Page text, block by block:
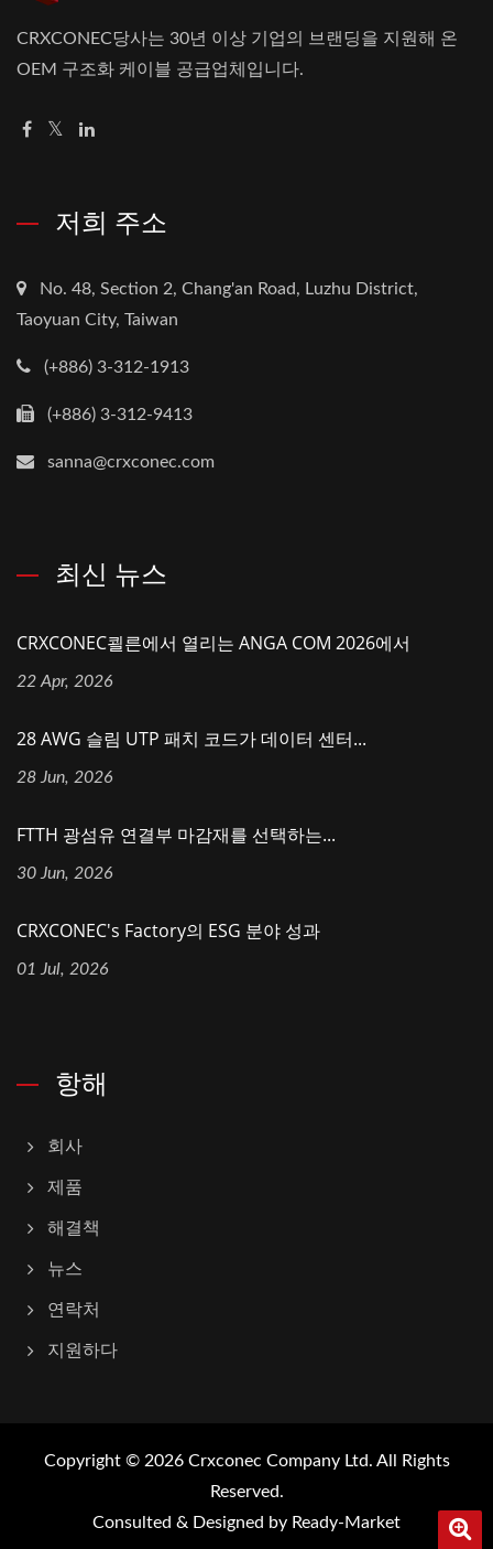
CRXCONEC당사는 30년 이상 기업의 브랜딩을 지원해 온
OEM 구조화 케이블 공급업체입니다.
저희 주소
No. 48, Section 2, Chang'an Road, Luzhu District,
Taoyuan City, Taiwan
(+886) 3-312-1913
(+886) 3-312-9413
sanna@crxconec.com
최신 뉴스
CRXCONEC쾰른에서 열리는 ANGA COM 2026에서
22 Apr, 2026
28 AWG 슬림 UTP 패치 코드가 데이터 센터...
28 Jun, 2026
FTTH 광섬유 연결부 마감재를 선택하는...
30 Jun, 2026
CRXCONEC's Factory의 ESG 분야 성과
01 Jul, 2026
항해
회사
제품
해결책
뉴스
연락처
지원하다
Copyright © 2026 Crxconec Company Ltd. All Rights
Reserved.
Consulted & Designed by Ready-Market